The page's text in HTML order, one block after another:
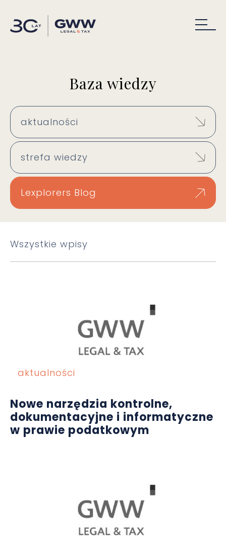
Baza wiedzy
aktualności
strefa wiedzy
Lexplorers Blog
Wszystkie wpisy
aktualności
Nowe narzędzia kontrolne,
dokumentacyjne i informatyczne
w prawie podatkowym